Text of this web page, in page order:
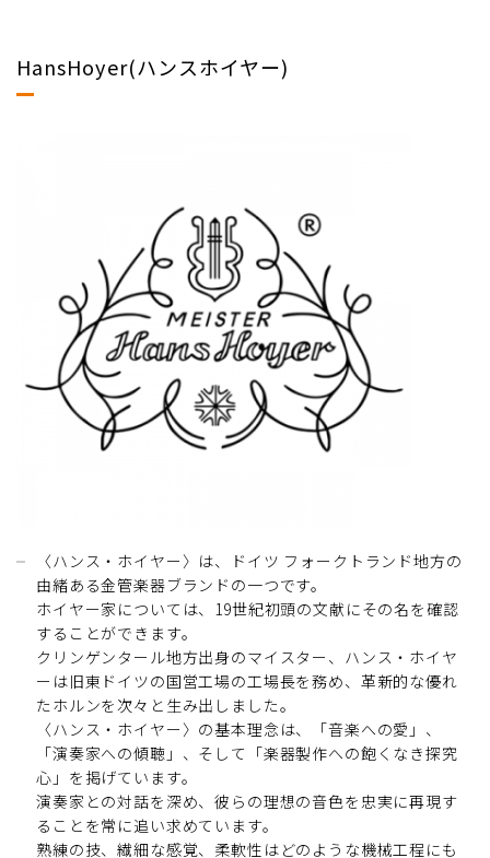
HansHoyer(ハンスホイヤー)
〈ハンス・ホイヤー〉は、ドイツ フォークトランド地方の
由緒ある金管楽器ブランドの一つです。
ホイヤー家については、19世紀初頭の文献にその名を確認
することができます。
クリンゲンタール地方出身のマイスター、ハンス・ホイヤ
ーは旧東ドイツの国営工場の工場長を務め、革新的な優れ
たホルンを次々と生み出しました。
〈ハンス・ホイヤー〉の基本理念は、「音楽への愛」、
「演奏家への傾聴」、そして「楽器製作への飽くなき探究
心」を掲げています。
演奏家との対話を深め、彼らの理想の音色を忠実に再現す
ることを常に追い求めています。
熟練の技、繊細な感覚、柔軟性はどのような機械工程にも